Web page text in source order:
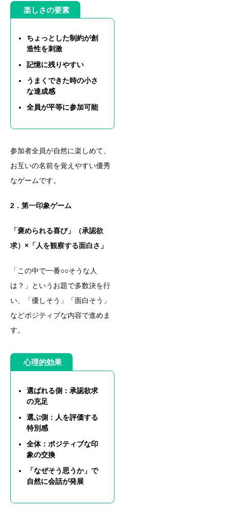
楽しさの要素
ちょっとした制約が創
造性を刺激
記憶に残りやすい
うまくできた時の小さ
な達成感
全員が平等に参加可能
参加者全員が自然に楽しめて、
お互いの名前を覚えやすい優秀
なゲームです。
2．第一印象ゲーム
「褒められる喜び」（承認欲
求）×「人を観察する面白さ」
「この中で一番○○そうな人
は？」というお題で多数決を行
い、「優しそう」「面白そう」
などポジティブな内容で進めま
す。
心理的効果
選ばれる側：承認欲求
の充足
選ぶ側：人を評価する
特別感
全体：ポジティブな印
象の交換
「なぜそう思うか」で
自然に会話が発展